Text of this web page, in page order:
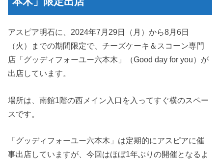
アスピア明石に、2024年7月29日（月）から8月6日
（火）までの期間限定で、チーズケーキ＆スコーン専門
店「グッディフォーユー六本木」（Good day for you）が
出店しています。
場所は、南館1階の西メイン入口を入ってすぐ横のスペー
スです。
「グッディフォーユー六本木」は定期的にアスピアに催
事出店していますが、今回はほぼ1年ぶりの開催となるよ